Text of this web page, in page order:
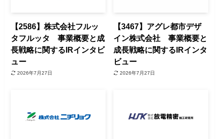
【2586】株式会社フルッ
タフルッタ 事業概要と成
長戦略に関するIRインタビ
ュー
2026年7月27日
【3467】アグレ都市デザ
イン株式会社 事業概要と
成長戦略に関するIRインタ
ビュー
2026年7月27日